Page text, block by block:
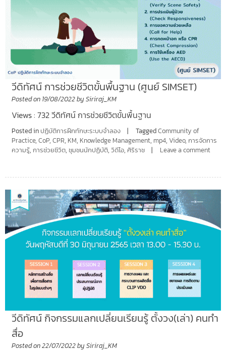
วีดิทัศน์ การช่วยชีวิตขั้นพื้นฐาน (ศูนย์ SIMSET)
Posted on 19/08/2022by Siriraj_KM
Views : 732 วีดิทัศน์ การช่วยชีวิตขั้นพื้นฐาน
Posted in ปฏิบัติการฝึกทักษะระบบจำลอง TaggedCommunity of
Practice, CoP, CPR, KM, Knowledge Management, mp4, Video, การจัดการ
ความรู้, การช่วยชีวิต, ชุมชนนักปฏิบัติ, วิดีโอ, ศิริราช Leave a comment
วีดิทัศน์ กิจกรรมแลกเปลี่ยนเรียนรู้ ตั้งวง(เล่า) คนทำ
สื่อ
Posted on22/07/2022by Siriraj_KM